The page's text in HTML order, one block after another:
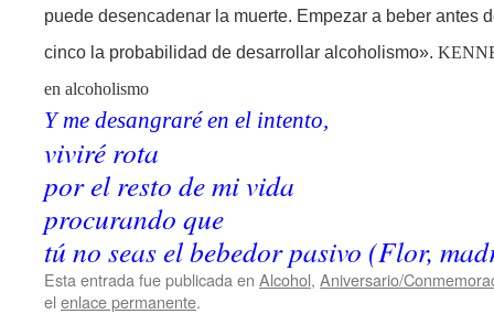
puede desencadenar la muerte. Empezar a beber antes
cinco la probabilidad de desarrollar alcoholismo».
en alcoholismo
Y me desangraré en el intento,
viviré rota
por el resto de mi vida
procurando que
tú no seas el bebedor pasivo (Flor,
Esta entrada fue publicada en Alcohol, Aniversario/
el enlace permanente.